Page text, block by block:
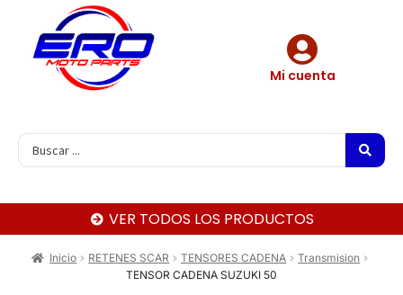
Mi cuenta
VER TODOS LOS PRODUCTOS
Inicio RETENES SCAR TENSORES CADENA
Transmision
TENSOR CADENA SUZUKI 50